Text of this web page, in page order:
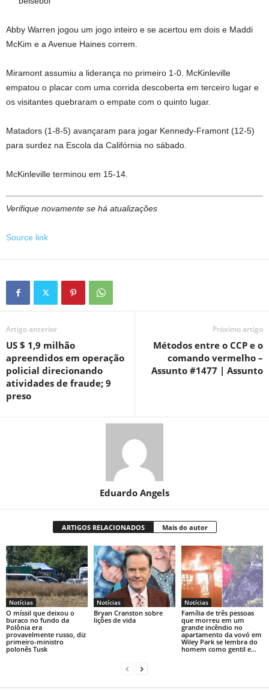
Abby Warren jogou um jogo inteiro e se acertou em dois e Maddi
McKim e a Avenue Haines correm.
Miramont assumiu a liderança no primeiro 1-0. McKinleville
empatou o placar com uma corrida descoberta em terceiro lugar e
os visitantes quebraram o empate com o quinto lugar.
Matadors (1-8-5) avançaram para jogar Kennedy-Framont (12-5)
para surdez na Escola da Califórnia no sábado.
McKinleville terminou em 15-14.
Verifique novamente se há atualizações
Source link
Artigo anterior
US $ 1,9 milhão
apreendidos em operação
policial direcionando
atividades de fraude; 9
preso
Próximo artigo
Métodos entre o CCP e o
comando vermelho –
Assunto #1477 | Assunto
Eduardo Angels
ARTIGOS RELACIONADOS Mais do autor
Notícias
O míssil que deixou o
buraco no fundo da
Polônia era
provavelmente russo, diz
primeiro-ministro
polonês Tusk
Notícias
Bryan Cranston sobre
lições de vida
Notícias
Família de três pessoas
que morreu em um
grande incêndio no
apartamento da vovó em
Wiley Park se lembra do
homem como gentil e...